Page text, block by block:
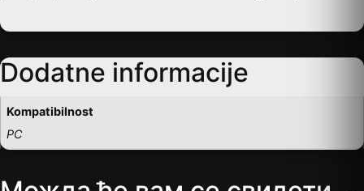
Dodatne informacije
Kompatibilnost
PC